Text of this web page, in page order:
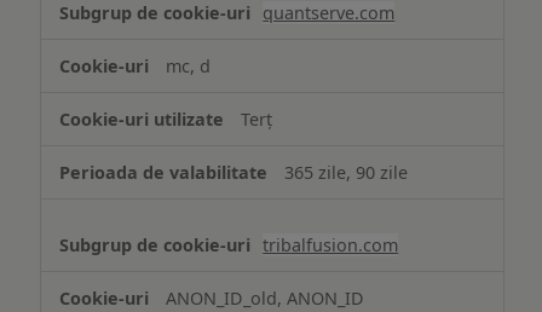
quantserve.com
mc, d
Terț
365 zile, 90 zile
tribalfusion.com
ANON_ID_old, ANON_ID